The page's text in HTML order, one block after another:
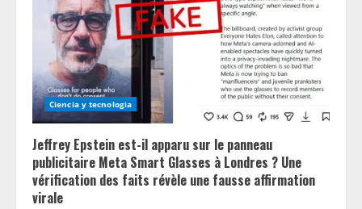
Ciencia y tecnologia
Jeffrey Epstein est-il apparu sur le panneau
publicitaire Meta Smart Glasses à Londres ? Une
vérification des faits révèle une fausse affirmation
virale